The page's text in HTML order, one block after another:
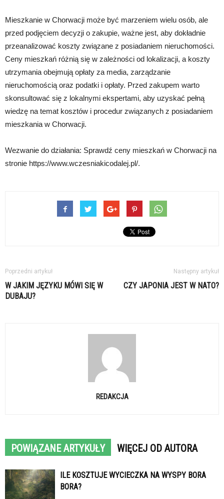
Mieszkanie w Chorwacji może być marzeniem wielu osób, ale
przed podjęciem decyzji o zakupie, ważne jest, aby dokładnie
przeanalizować koszty związane z posiadaniem nieruchomości.
Ceny mieszkań różnią się w zależności od lokalizacji, a koszty
utrzymania obejmują opłaty za media, zarządzanie
nieruchomością oraz podatki i opłaty. Przed zakupem warto
skonsultować się z lokalnymi ekspertami, aby uzyskać pełną
wiedzę na temat kosztów i procedur związanych z posiadaniem
mieszkania w Chorwacji.
Wezwanie do działania: Sprawdź ceny mieszkań w Chorwacji na
stronie https://www.wczesniakicodalej.pl/.
Poprzedni artykuł
W JAKIM JĘZYKU MÓWI SIĘ W
DUBAJU?
Następny artykuł
CZY JAPONIA JEST W NATO?
REDAKCJA
POWIĄZANE ARTYKUŁY WIĘCEJ OD AUTORA
ILE KOSZTUJE WYCIECZKA NA WYSPY BORA
BORA?